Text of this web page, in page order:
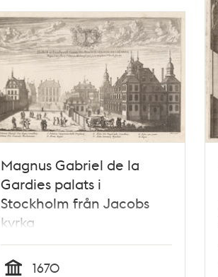
Magnus Gabriel de la
Gardies palats i
Stockholm från Jacobs
kyrka
1670